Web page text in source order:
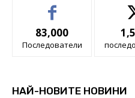
83,000
Последователи
НАЙ-НОВИТЕ НОВИНИ